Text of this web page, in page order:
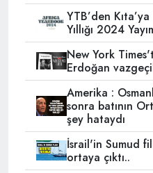
YTB’den
Yıllığı 2024
New York
Erdoğan
Amerika :
sonra batının
şey hataydı
İsrail'in Sumud
ortaya çıktı..